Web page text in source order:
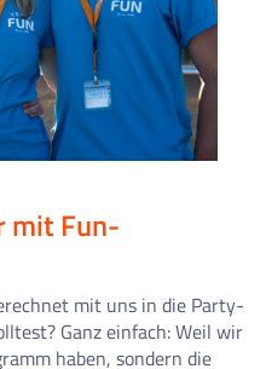
mit Fun-
mit uns in die Party-
Ganz einfach: Weil wir
haben, sondern die